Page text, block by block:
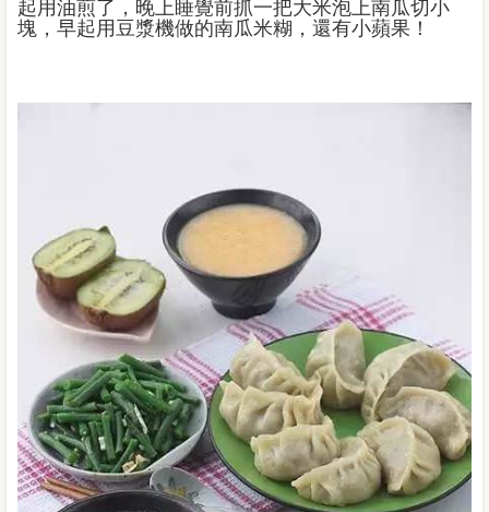
起用油煎了，晚上睡覺前抓一把大米泡上南瓜切小
塊，早起用豆漿機做的南瓜米糊，還有小蘋果！